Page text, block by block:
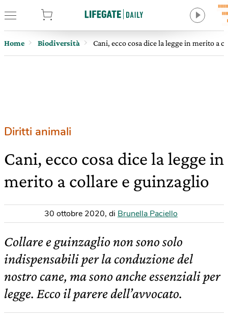
Home Biodiversità Cani, ecco cosa dice la legge in merito a
Diritti animali
Cani, ecco cosa dice la legge in
merito a collare e guinzaglio
30 ottobre 2020, di Brunella Paciello
Collare e guinzaglio non sono solo
indispensabili per la conduzione del
nostro cane, ma sono anche essenziali per
legge. Ecco il parere dell’avvocato.